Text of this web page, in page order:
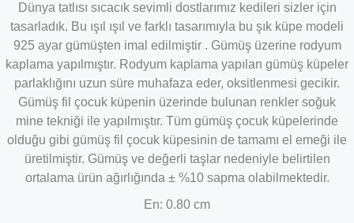
Dünya tatlısı sıcacık sevimli dostlarımız kedileri sizler için
tasarladık. Bu ışıl ışıl ve farklı tasarımıyla bu şık küpe modeli
925 ayar gümüşten imal edilmiştir . Gümüş üzerine rodyum
kaplama yapılmıştır. Rodyum kaplama yapılan gümüş küpeler
parlaklığını uzun süre muhafaza eder, oksitlenmesi gecikir.
Gümüş fil çocuk küpenin üzerinde bulunan renkler soğuk
mine tekniği ile yapılmıştır. Tüm gümüş çocuk küpelerinde
olduğu gibi gümüş fil çocuk küpesinin de tamamı el emeği ile
üretilmiştir. Gümüş ve değerli taşlar nedeniyle belirtilen
ortalama ürün ağırlığında ± %10 sapma olabilmektedir.
En: 0.80 cm